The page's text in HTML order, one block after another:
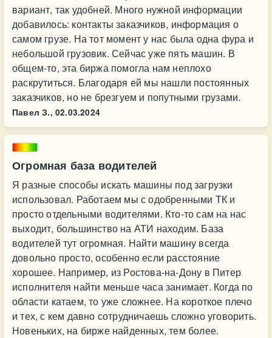
вариант, так удобней. Много нужной информации
добавилось: контакты заказчиков, информация о
самом грузе. На тот момент у нас была одна фура и
небольшой грузовик. Сейчас уже пять машин. В
общем-то, эта биржа помогла нам неплохо
раскрутиться. Благодаря ей мы нашли постоянных
заказчиков, но не брезгуем и попутными грузами.
Павел З., 02.03.2024
Огромная база водителей
Я разные способы искать машины под загрузки
использовал. Работаем мы с одобренными ТК и
просто отдельными водителями. Кто-то сам на нас
выходит, большинство на АТИ находим. База
водителей тут огромная. Найти машину всегда
довольно просто, особенно если расстояние
хорошее. Например, из Ростова-на-Дону в Питер
исполнителя найти меньше часа занимает. Когда по
области катаем, то уже сложнее. На короткое плечо
и тех, с кем давно сотрудничаешь сложно уговорить.
Новеньких, на бирже найденных, тем более.